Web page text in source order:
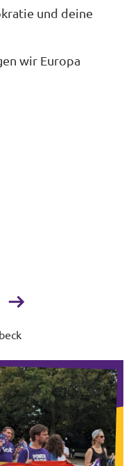
und deine
wir Europa